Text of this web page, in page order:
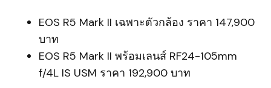
EOS R5 Mark II เฉพาะตัวกล้อง ราคา 147,900
บาท
EOS R5 Mark II พร้อมเลนส์ RF24-105mm
f/4L IS USM ราคา 192,900 บาท